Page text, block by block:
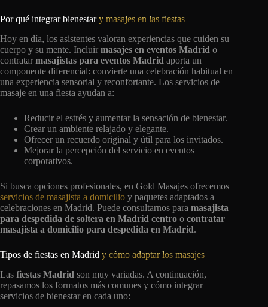
Por qué integrar bienestary masajes en las fiestas
Hoy en día, los asistentes valoran experiencias que cuiden su
cuerpo y su mente. Incluir masajes en eventos Madrid o
contratar masajistas para eventos Madrid aporta un
componente diferencial: convierte una celebración habitual en
una experiencia sensorial y reconfortante. Los servicios de
masaje en una fiesta ayudan a:
Reducir el estrés y aumentar la sensación de bienestar.
Crear un ambiente relajado y elegante.
Ofrecer un recuerdo original y útil para los invitados.
Mejorar la percepción del servicio en eventos
corporativos.
Si busca opciones profesionales, en Gold Masajes ofrecemos
servicios de masajista a domicilio y paquetes adaptados a
celebraciones en Madrid. Puede consultarnos para masajista
para despedida de soltera en Madrid centro o contratar
masajista a domicilio para despedida en Madrid.
Tipos de fiestas en Madrid y cómo adaptar los masajes
Las fiestas Madrid son muy variadas. A continuación,
repasamos los formatos más comunes y cómo integrar
servicios de bienestar en cada uno: